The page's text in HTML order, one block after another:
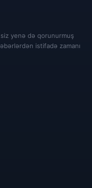
yenə də qorunurmuş
istifadə zamanı